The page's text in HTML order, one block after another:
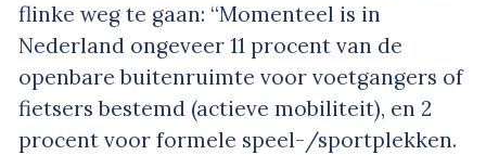
flinke weg te gaan: “Momenteel is in
Nederland ongeveer 11 procent van de
openbare buitenruimte voor voetgangers of
fietsers bestemd (actieve mobiliteit), en 2
procent voor formele speel-/sportplekken.